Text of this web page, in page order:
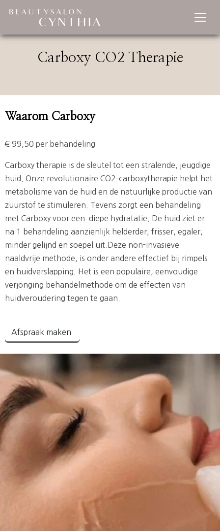
Carboxy CO2 Therapie
Waarom Carboxy
€ 99,50 per behandeling
Carboxy therapie is de sleutel tot een stralende, jeugdige
huid. Onze revolutionaire CO2-carboxytherapie helpt het
metabolisme van de huid en de natuurlijke productie van
zuurstof te stimuleren. Tevens zorgt een behandeling
met Carboxy voor een diepe hydratatie. De huid ziet er
na 1 behandeling aanzienlijk helderder, frisser, egaler,
minder gelijnd en soepel uit.Deze non-invasieve
naaldvrije methode, is onder andere effectief bij rimpels
en huidverslapping. Het is een populaire, eenvoudige
verjonging behandelmethode om de effecten van
huidveroudering tegen te gaan.
Afspraak maken